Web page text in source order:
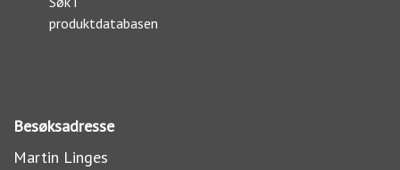
produktdatabasen
Besøksadresse
Martin Linges